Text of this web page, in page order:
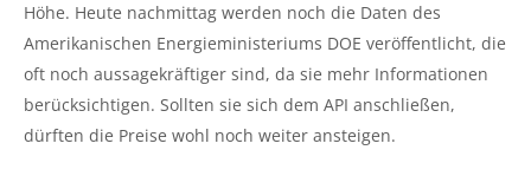
Höhe. Heute nachmittag werden noch die Daten des
Amerikanischen Energieministeriums DOE veröffentlicht, die
oft noch aussagekräftiger sind, da sie mehr Informationen
berücksichtigen. Sollten sie sich dem API anschließen,
dürften die Preise wohl noch weiter ansteigen.